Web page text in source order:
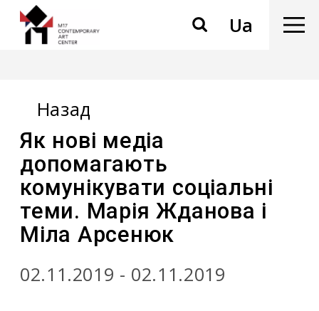
Ua
Назад
Як нові медіа
допомагають
комунікувати соціальні
теми. Марія Жданова і
Міла Арсенюк
02.11.2019 - 02.11.2019